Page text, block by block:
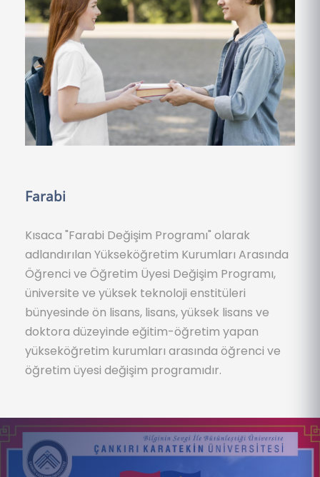
Farabi
Kısaca "Farabi Değişim Programı" olarak
adlandırılan Yükseköğretim Kurumları Arasında
Öğrenci ve Öğretim Üyesi Değişim Programı,
üniversite ve yüksek teknoloji enstitüleri
bünyesinde ön lisans, lisans, yüksek lisans ve
doktora düzeyinde eğitim-öğretim yapan
yükseköğretim kurumları arasında öğrenci ve
öğretim üyesi değişim programıdır.